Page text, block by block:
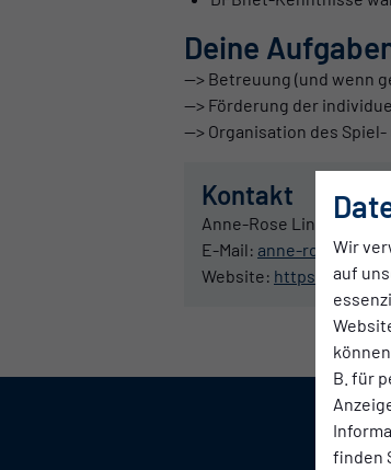
Wir
auf
B. für
finden
Deine
--> Betreuung (und wenn
--> Förderung der
--> Organisation des
Kontakt
Anne-Rose Lindner
E-Mail: anne-
Website: https://